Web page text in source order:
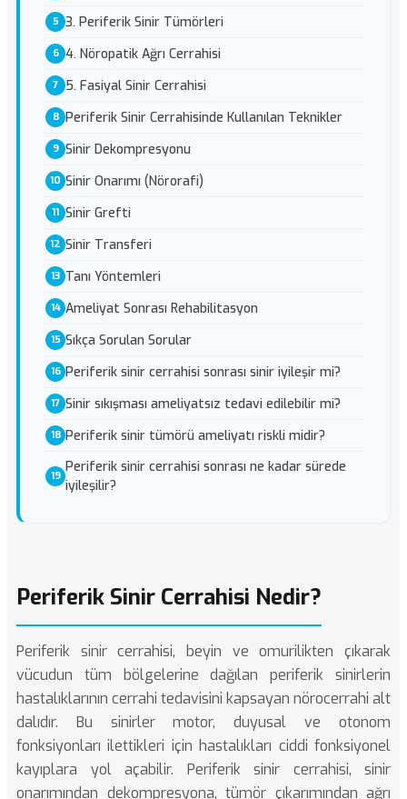
3. Periferik Sinir Tümörleri
4. Nöropatik Ağrı Cerrahisi
5. Fasiyal Sinir Cerrahisi
Periferik Sinir Cerrahisinde Kullanılan Teknikler
Sinir Dekompresyonu
Sinir Onarımı (Nörorafi)
Sinir Grefti
Sinir Transferi
Tanı Yöntemleri
Ameliyat Sonrası Rehabilitasyon
Sıkça Sorulan Sorular
Periferik sinir cerrahisi sonrası sinir iyileşir mi?
Sinir sıkışması ameliyatsız tedavi edilebilir mi?
Periferik sinir tümörü ameliyatı riskli midir?
Periferik sinir cerrahisi sonrası ne kadar sürede
iyileşilir?
Periferik Sinir Cerrahisi Nedir?
Periferik sinir cerrahisi, beyin ve omurilikten çıkarak
vücudun tüm bölgelerine dağılan periferik sinirlerin
hastalıklarının cerrahi tedavisini kapsayan nörocerrahi alt
dalıdır. Bu sinirler motor, duyusal ve otonom
fonksiyonları ilettikleri için hastalıkları ciddi fonksiyonel
kayıplara yol açabilir. Periferik sinir cerrahisi, sinir
onarımından dekompresyona, tümör çıkarımından ağrı